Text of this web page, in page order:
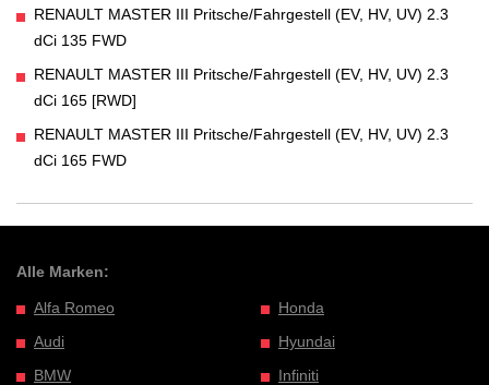
RENAULT MASTER III Pritsche/Fahrgestell (EV, HV, UV) 2.3
dCi 135 FWD
RENAULT MASTER III Pritsche/Fahrgestell (EV, HV, UV) 2.3
dCi 165 [RWD]
RENAULT MASTER III Pritsche/Fahrgestell (EV, HV, UV) 2.3
dCi 165 FWD
Alle Marken:
Alfa Romeo
Audi
BMW
Honda
Hyundai
Infiniti